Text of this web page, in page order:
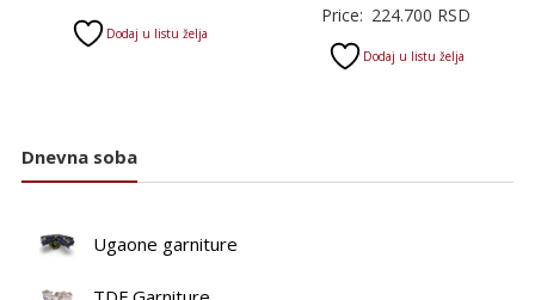
Dodaj u listu želja
Price: 224.700 RSD
Dodaj u listu želja
Dnevna soba
Ugaone garniture